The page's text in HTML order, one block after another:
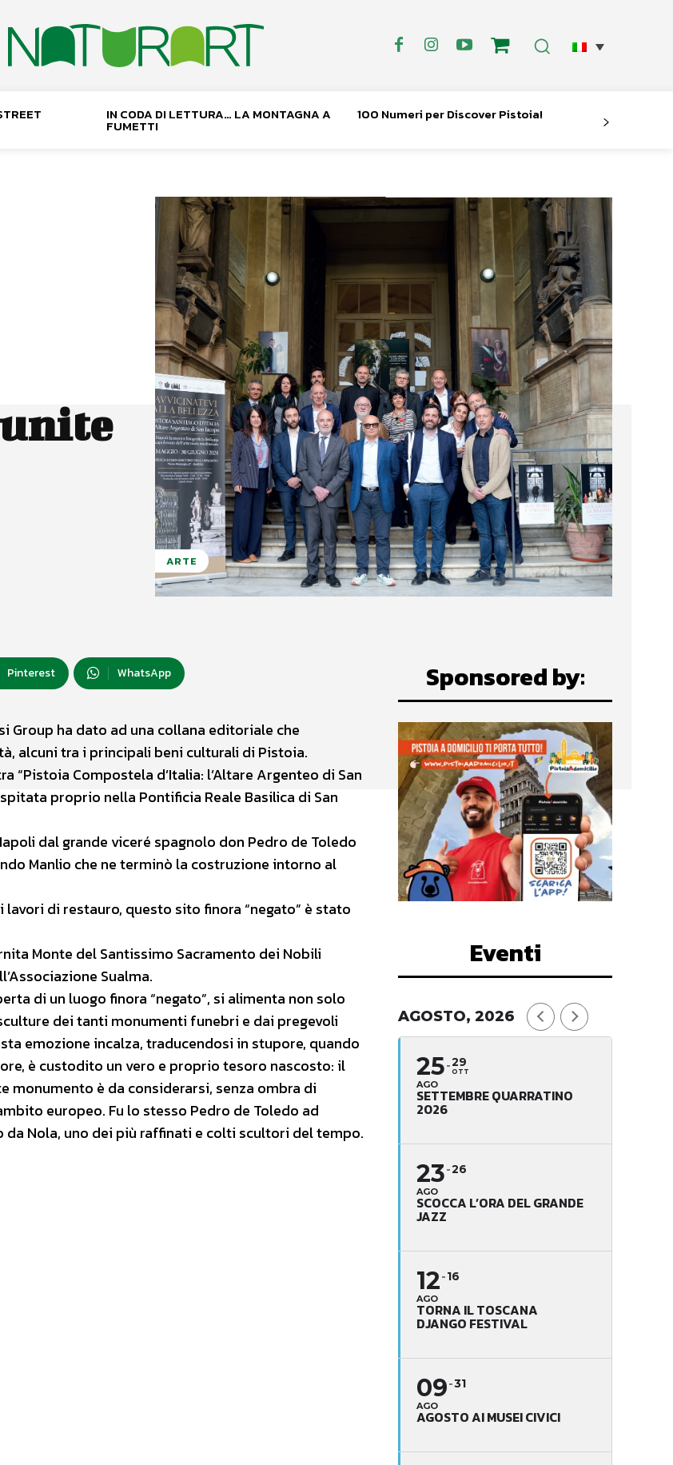
IN CODA DI LETTURA… LA MONTAGNA A
FUMETTI
100 Numeri per Discover Pistoia!
ARTE
Pinterest WhatsApp
Group ha dato ad una collana editoriale che
alcuni tra i principali beni culturali di Pistoia.
“Pistoia Compostela d’Italia: l’Altare Argenteo di San
proprio nella Pontificia Reale Basilica di San
dal grande viceré spagnolo don Pedro de Toledo
Manlio che ne terminò la costruzione intorno al
di restauro, questo sito finora “negato” è stato
Monte del Santissimo Sacramento dei Nobili
Sualma.
di un luogo finora “negato”, si alimenta non solo
dei tanti monumenti funebri e dai pregevoli
emozione incalza, traducendosi in stupore, quando
è custodito un vero e proprio tesoro nascosto: il
monumento è da considerarsi, senza ombra di
europeo. Fu lo stesso Pedro de Toledo ad
Nola, uno dei più raffinati e colti scultori del tempo.
Sponsored by:
Eventi
AGOSTO, 2026
25
AGO
29
OTT
SETTEMBRE QUARRATINO
2026
23
AGO
26
SCOCCA L’ORA DEL GRANDE
JAZZ
12
AGO
16
TORNA IL TOSCANA
DJANGO FESTIVAL
09
AGO
31
AGOSTO AI MUSEI CIVICI